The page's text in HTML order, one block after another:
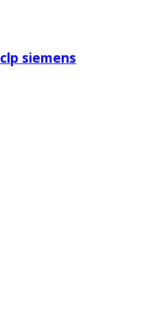
a tomada de
a
a
wi-fi, as
operação mais
a inovação e o
siemens